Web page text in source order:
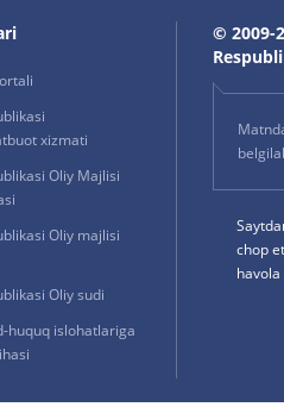
xizmati
Oliy Majlisi
Oliy majlisi
Oliy sudi
huquq islohatlariga
© 2009-
chop